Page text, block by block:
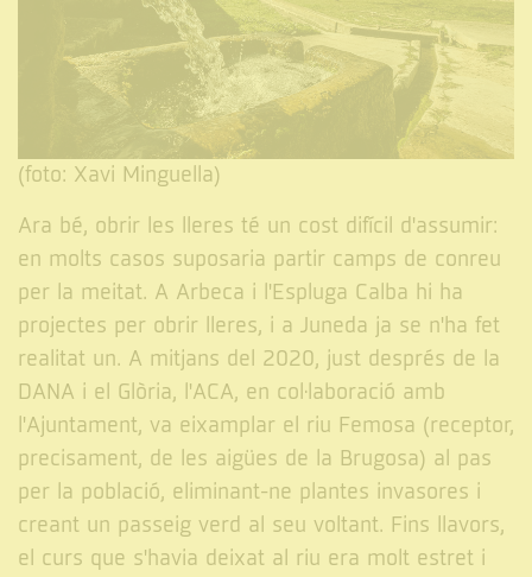
(foto: Xavi Minguella)
Ara bé, obrir les lleres té un cost difícil d'assumir:
en molts casos suposaria partir camps de conreu
per la meitat. A Arbeca i l'Espluga Calba hi ha
projectes per obrir lleres, i a Juneda ja se n'ha fet
realitat un. A mitjans del 2020, just després de la
DANA i el Glòria, l'ACA, en col·laboració amb
l'Ajuntament, va eixamplar el riu Femosa (receptor,
precisament, de les aigües de la Brugosa) al pas
per la població, eliminant-ne plantes invasores i
creant un passeig verd al seu voltant. Fins llavors,
el curs que s'havia deixat al riu era molt estret i